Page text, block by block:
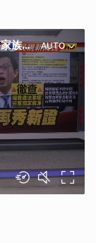
韓國瑜「庶民」形象毀！黃國昌再爆李佳芬家族圈地19年 AUTO